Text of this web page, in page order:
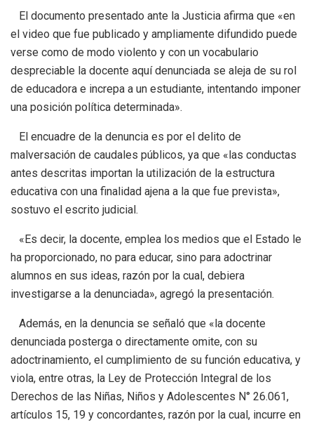
El documento presentado ante la Justicia afirma que «en
el video que fue publicado y ampliamente difundido puede
verse como de modo violento y con un vocabulario
despreciable la docente aquí denunciada se aleja de su rol
de educadora e increpa a un estudiante, intentando imponer
una posición política determinada».
El encuadre de la denuncia es por el delito de
malversación de caudales públicos, ya que «las conductas
antes descritas importan la utilización de la estructura
educativa con una finalidad ajena a la que fue prevista»,
sostuvo el escrito judicial.
«Es decir, la docente, emplea los medios que el Estado le
ha proporcionado, no para educar, sino para adoctrinar
alumnos en sus ideas, razón por la cual, debiera
investigarse a la denunciada», agregó la presentación.
Además, en la denuncia se señaló que «la docente
denunciada posterga o directamente omite, con su
adoctrinamiento, el cumplimiento de su función educativa, y
viola, entre otras, la Ley de Protección Integral de los
Derechos de las Niñas, Niños y Adolescentes N° 26.061,
artículos 15, 19 y concordantes, razón por la cual, incurre en